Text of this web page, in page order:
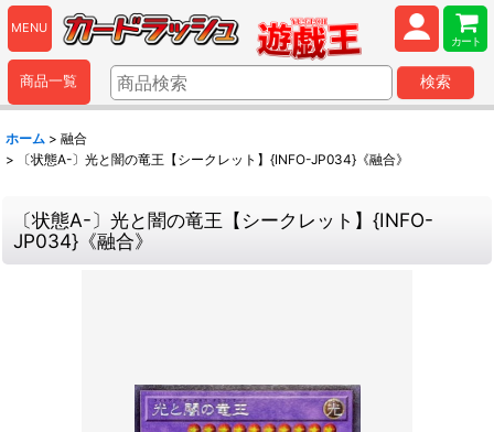
MENU
カート
商品一覧 検索
ホーム > 融合
>
〔状態A-〕光と闇の竜王【シークレット】{INFO-JP034}《融合》
〔状態A-〕光と闇の竜王【シークレット】{INFO-
JP034}《融合》